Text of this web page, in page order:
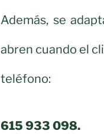
Además, se
abren cuando el
teléfono:
615 933 098.